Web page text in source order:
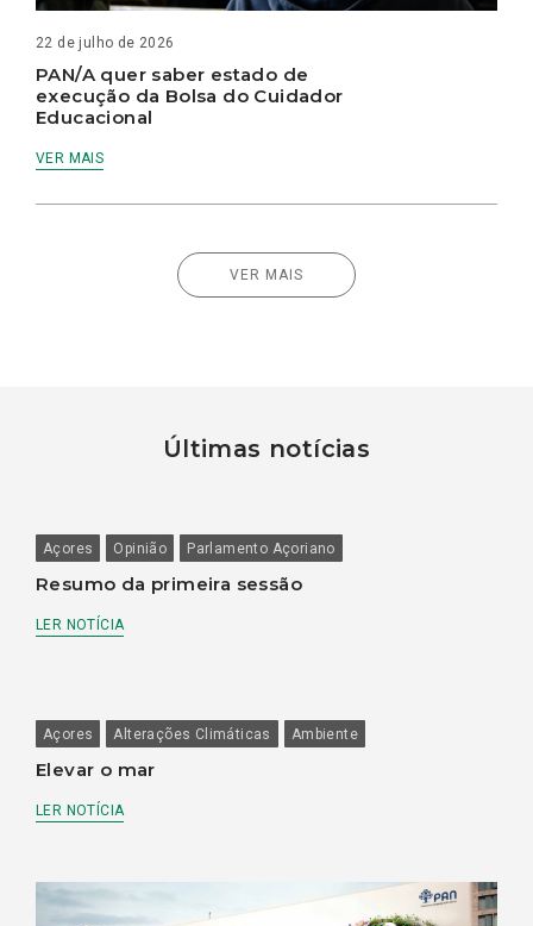
22 de julho de 2026
PAN/A quer saber estado de
execução da Bolsa do Cuidador
Educacional
VER MAIS
VER MAIS
Últimas notícias
Açores Opinião Parlamento Açoriano
Resumo da primeira sessão
LER NOTÍCIA
Açores Alterações Climáticas Ambiente
Elevar o mar
LER NOTÍCIA